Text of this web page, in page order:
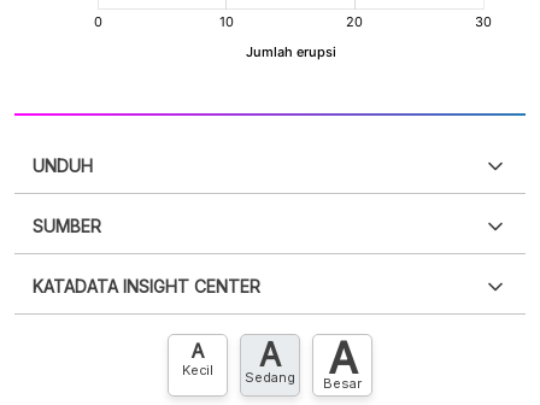
UNDUH
XLS
SUMBER
punya akun?Silakan Daftar sekarang
KATADATA INSIGHT CENTER
Hubungi sekarang »
A
Kecil A
Sedang A
Besar